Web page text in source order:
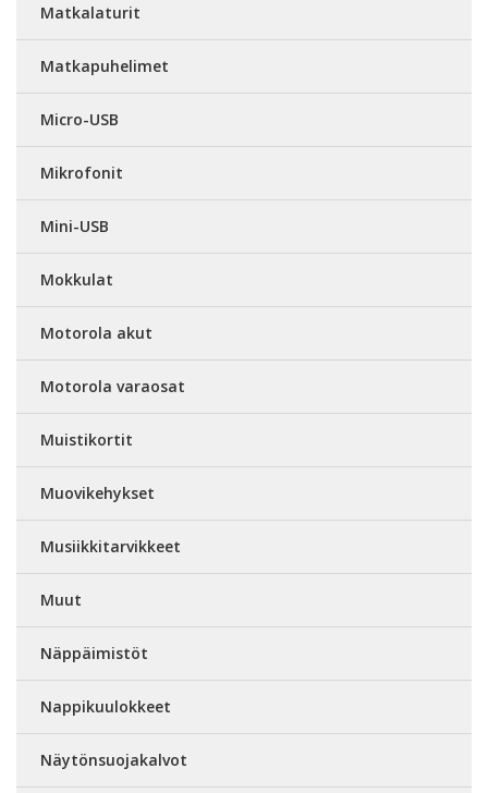
Matkalaturit
Matkapuhelimet
Micro-USB
Mikrofonit
Mini-USB
Mokkulat
Motorola akut
Motorola varaosat
Muistikortit
Muovikehykset
Musiikkitarvikkeet
Muut
Näppäimistöt
Nappikuulokkeet
Näytönsuojakalvot